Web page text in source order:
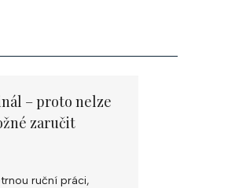
– proto nelze
zaručit
ruční práci,